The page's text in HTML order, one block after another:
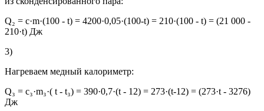
Q₂ = c·m·(100 - t) = 4200·0,05·(100-t) = 210·(100 - t) = (21 000 -
210·t) Дж
3)
Нагреваем медный калориметр:
Q₃ = с₃·m₃·( t - t₃) = 390·0,7·(t - 12) = 273·(t-12) = (273·t - 3276)
Дж